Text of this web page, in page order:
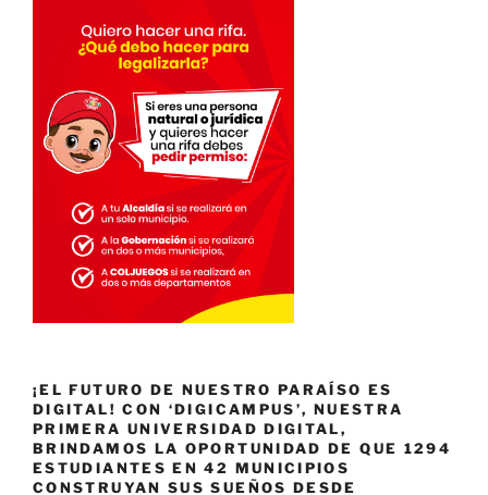
¡EL FUTURO DE NUESTRO PARAÍSO ES
DIGITAL! CON ‘DIGICAMPUS’, NUESTRA
PRIMERA UNIVERSIDAD DIGITAL,
BRINDAMOS LA OPORTUNIDAD DE QUE 1294
ESTUDIANTES EN 42 MUNICIPIOS
CONSTRUYAN SUS SUEÑOS DESDE